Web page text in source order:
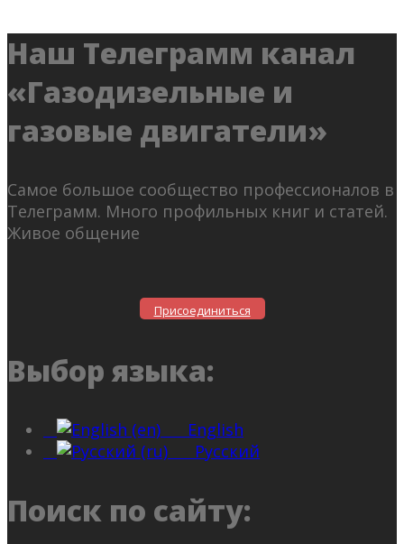
Наш Телеграмм канал
«Газодизельные и
газовые двигатели»
Самое большое сообщество профессионалов в
Телеграмм. Много профильных книг и статей.
Живое общение
Присоединиться
Выбор языка:
English
Русский
Поиск по сайту: